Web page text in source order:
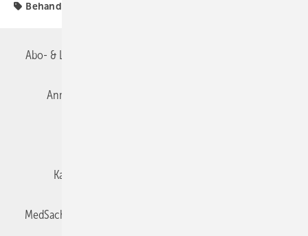
Behandlung
Abo- & Leserservice
Anmelden
Karriere bei Gentner
MedSach abonnieren